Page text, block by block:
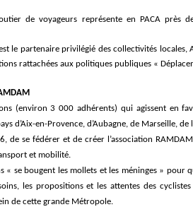
de voyageurs représente en PACA près
est le partenaire privilégié des collectivités
rattachées aux politiques publiques «
(environ 3 000 adhérents) qui agissent en
d’Aix-en-Provence, d’Aubagne, de Marseille,
de se fédérer et de créer l’association
et mobilité.
« se bougent les mollets et les méninges »
les propositions et les attentes des
de cette grande Métropole.